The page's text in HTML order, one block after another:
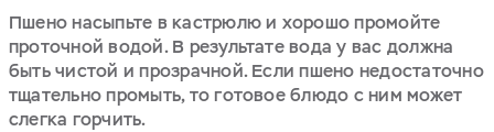
Пшено насыпьте в кастрюлю и хорошо промойте
проточной водой. В результате вода у вас должна
быть чистой и прозрачной. Если пшено недостаточно
тщательно промыть, то готовое блюдо с ним может
слегка горчить.